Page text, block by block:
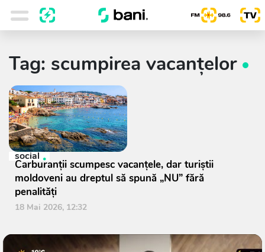
Tag: scumpirea vacanțelor
social
Carburanții scumpesc vacanțele, dar turiștii
moldoveni au dreptul să spună „NU” fără
penalități
18 Mai 2026, 12:32